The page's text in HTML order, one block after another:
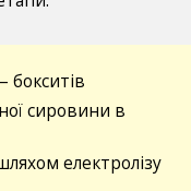
бокситів
сировини в
електролізу